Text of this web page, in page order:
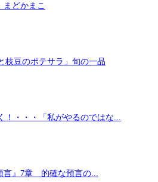
まどかまこ
枝豆のポテサラ」旬の一品
・・・「私がやるのではな...
言』7章 的確な預言の...